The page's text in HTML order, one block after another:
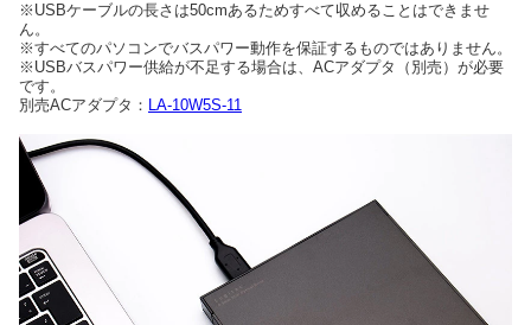
※USBケーブルの長さは50cmあるためすべて収めることはできませ
ん。
※すべてのパソコンでバスパワー動作を保証するものではありません。
※USBバスパワー供給が不足する場合は、ACアダプタ（別売）が必要
です。
別売ACアダプタ： LA-10W5S-11